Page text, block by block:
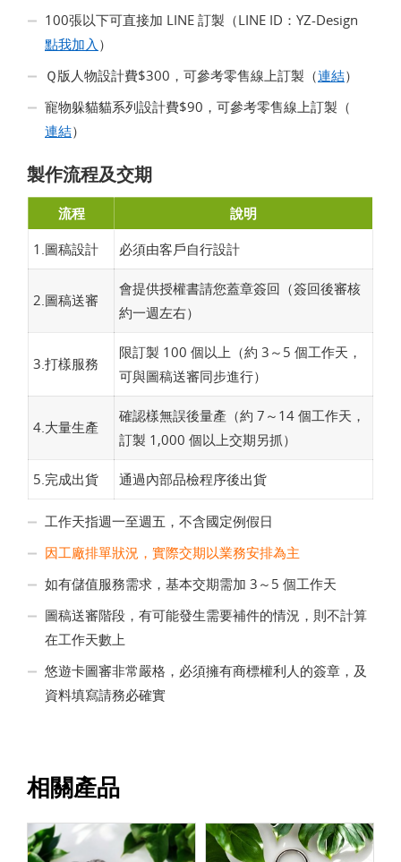
100張以下可直接加 LINE 訂製（LINE ID：YZ-Design
點我加入 ）
Ｑ版人物設計費$300，可參考零售線上訂製（連結）
寵物躲貓貓系列設計費$90，可參考零售線上訂製（
連結）
製作流程及交期
流程
說明
1.圖稿設計
必須由客戶自行設計
2.圖稿送審
會提供授權書請您蓋章簽回（簽回後審核
約一週左右）
3.打樣服務
限訂製 100 個以上（約 3～5 個工作天，
可與圖稿送審同步進行）
4.大量生產
確認樣無誤後量產（約 7～14 個工作天，
訂製 1,000 個以上交期另抓）
5.完成出貨 通過內部品檢程序後出貨
工作天指週一至週五，不含國定例假日
因工廠排單狀況，實際交期以業務安排為主
如有儲值服務需求，基本交期需加 3～5 個工作天
圖稿送審階段，有可能發生需要補件的情況，則不計算
在工作天數上
悠遊卡圖審非常嚴格，必須擁有商標權利人的簽章，及
資料填寫請務必確實
相關產品